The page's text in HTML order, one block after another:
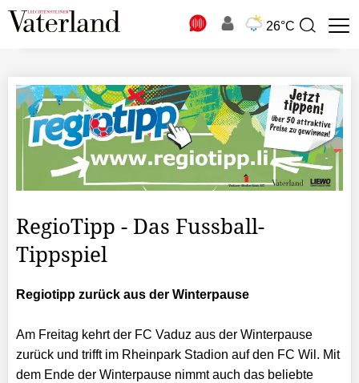
26°C
Suchbegriff
RegioTipp - Das Fussball-
Tippspiel
Regiotipp zurück aus der Winterpause
Am Freitag kehrt der FC Vaduz aus der Winterpause
zurück und trifft im Rheinpark Stadion auf den FC Wil. Mit
dem Ende der Winterpause nimmt auch das beliebte